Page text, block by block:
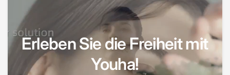
Erleben Sie die Freiheit mit
Youha!